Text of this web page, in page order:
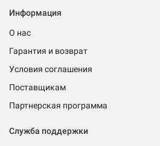
Информация
О нас
Гарантия и возврат
Условия соглашения
Поставщикам
Партнерская программа
Служба поддержки